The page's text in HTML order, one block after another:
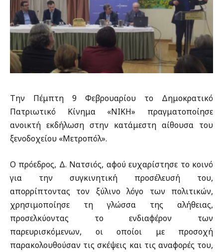
Την Πέμπτη 9 Φεβρουαρίου το Δημοκρατικό
Πατριωτικό Κίνημα «ΝΙΚΗ» πραγματοποίησε
ανοικτή εκδήλωση στην κατάμεστη αίθουσα του
ξενοδοχείου «Μετροπόλ».
Ο πρόεδρος, Δ. Νατσιός, αφού ευχαρίστησε το κοινό
για την συγκινητική προσέλευσή του,
απορρίπτοντας τον ξύλινο λόγο των πολιτικών,
χρησιμοποίησε τη γλώσσα της αλήθειας,
προσελκύοντας το ενδιαφέρον των
παρευρισκόμενων, οι οποίοι με προσοχή
παρακολουθούσαν τις σκέψεις και τις αναφορές του,